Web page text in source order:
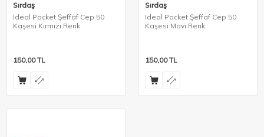
Sırdaş
Ideal Pocket Şeffaf Cep 50
Kaşesi Kırmızı Renk
150,00TL
Sırdaş
Ideal Pocket Şeffaf Cep 50
Kaşesi Mavi Renk
150,00TL